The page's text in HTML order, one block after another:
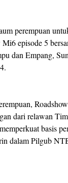
perempuan
episode 5
dan Empang,
dari relawan
basis
dalam Pilgub